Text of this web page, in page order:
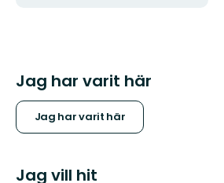
Jag har varit här
Jag har varit här
Jag vill hit